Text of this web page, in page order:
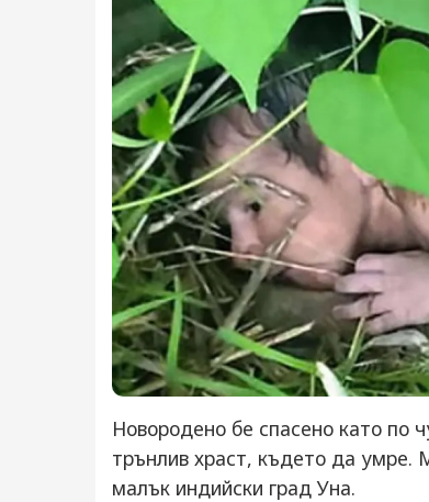
Новородено бе спасено като по
трънлив храст, където да умре.
малък индийски град Уна.